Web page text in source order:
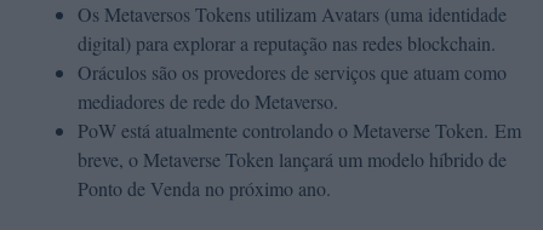
Os Metaversos Tokens utilizam Avatars (uma identidade
digital) para explorar a reputação nas redes blockchain.
Oráculos são os provedores de serviços que atuam como
mediadores de rede do Metaverso.
PoW está atualmente controlando o Metaverse Token. Em
breve, o Metaverse Token lançará um modelo híbrido de
Ponto de Venda no próximo ano.